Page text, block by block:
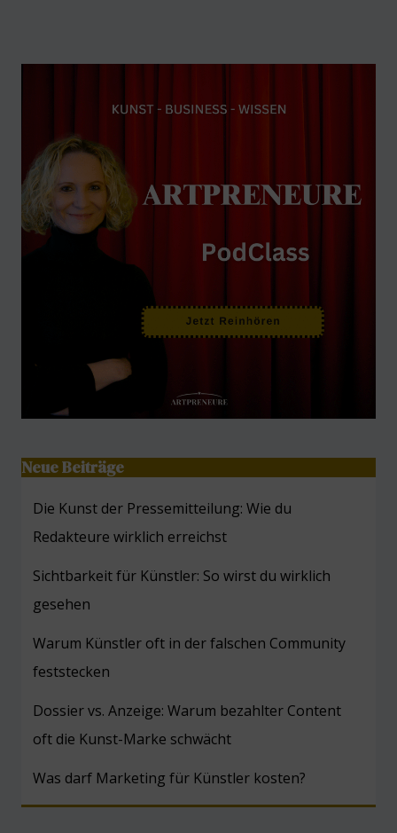
Neue Beiträge
Die Kunst der Pressemitteilung: Wie du
Redakteure wirklich erreichst
Sichtbarkeit für Künstler: So wirst du wirklich
gesehen
Warum Künstler oft in der falschen Community
feststecken
Dossier vs. Anzeige: Warum bezahlter Content
oft die Kunst-Marke schwächt
Was darf Marketing für Künstler kosten?